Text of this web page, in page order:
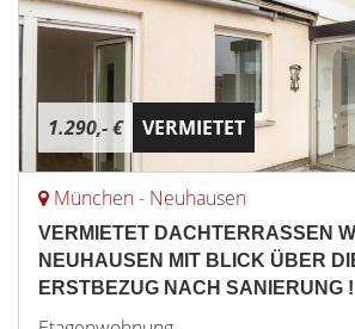
1.290,- € VERMIETET
München - Neuhausen
VERMIETET DACHTERRASSEN
NEUHAUSEN MIT BLICK ÜBER
ERSTBEZUG NACH SANIERUNG !